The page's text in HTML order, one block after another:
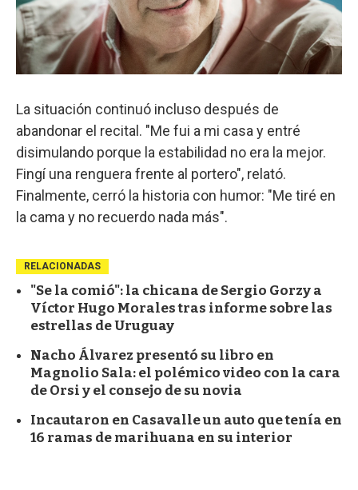
La situación continuó incluso después de
abandonar el recital. "Me fui a mi casa y entré
disimulando porque la estabilidad no era la mejor.
Fingí una renguera frente al portero", relató.
Finalmente, cerró la historia con humor: "Me tiré en
la cama y no recuerdo nada más".
RELACIONADAS
"Se la comió": la chicana de Sergio Gorzy a
Víctor Hugo Morales tras informe sobre las
estrellas de Uruguay
Nacho Álvarez presentó su libro en
Magnolio Sala: el polémico video con la cara
de Orsi y el consejo de su novia
Incautaron en Casavalle un auto que tenía en
16 ramas de marihuana en su interior